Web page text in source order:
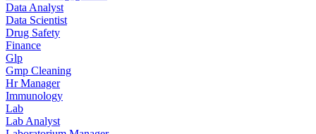
Data Analyst
Data Scientist
Drug Safety
Finance
Glp
Gmp Cleaning
Hr Manager
Immunology
Lab
Lab Analyst